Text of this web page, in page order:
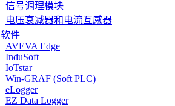
信号调理模块
电压衰减器和电流互感器
软件
AVEVA Edge
InduSoft
IoTstar
Win-GRAF (Soft PLC)
eLogger
EZ Data Logger